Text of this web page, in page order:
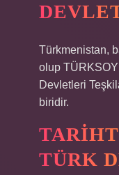
Türkmenistan,
olup
Devletleri
biridir.
TÜRK